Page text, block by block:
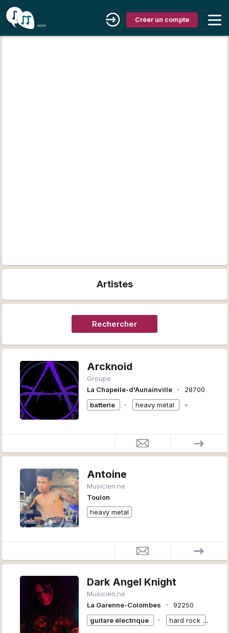
Créer un compte
Artistes
Rechercher
Arcknoid
Groupe
La Chapelle-d'Aunainville
∙
28700
batterie
∙ heavy metal +
Antoine
Musicien.ne
Toulon
heavy metal
Dark Angel Knight
Musicien.ne
La Garenne-Colombes
∙
92250
guitare électrique
∙ hard rock